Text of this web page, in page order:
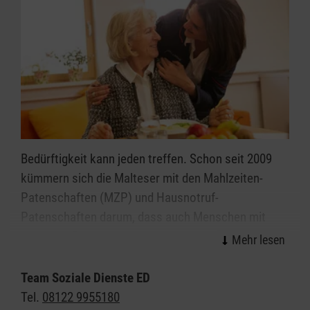
Bedürftigkeit kann jeden treffen. Schon seit 2009
kümmern sich die Malteser mit den Mahlzeiten-
Patenschaften (MZP) und Hausnotruf-
geringem Einkommen immer gut versorgt sind:
mit einem frischen, gesunden Mittagessen
mit einem freundlichen Wort
Team Soziale Dienste ED
Tel. 08122 9955180